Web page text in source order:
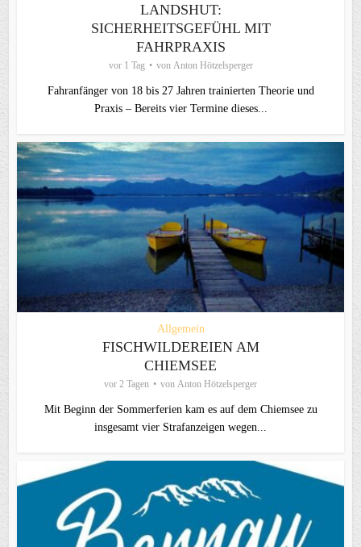
LANDSHUT:
SICHERHEITSGEFÜHL MIT
FAHRPRAXIS
vor 1 Tag von Anton Hötzelsperger
Fahranfänger von 18 bis 27 Jahren trainierten Theorie und
Praxis – Bereits vier Termine dieses...
Allgemein
FISCHWILDEREIEN AM
CHIEMSEE
vor 2 Tagen von Anton Hötzelsperger
Mit Beginn der Sommerferien kam es auf dem Chiemsee zu
insgesamt vier Strafanzeigen wegen...